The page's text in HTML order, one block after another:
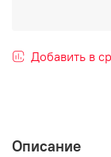
Добавить в
Описание